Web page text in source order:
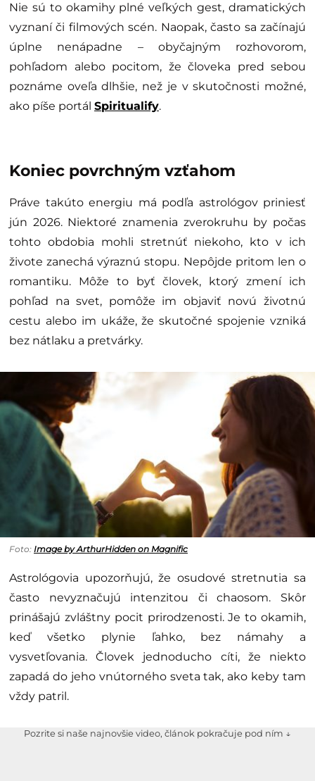
Nie sú to okamihy plné veľkých gest, dramatických
vyznaní či filmových scén. Naopak, často sa začínajú
úplne nenápadne – obyčajným rozhovorom,
pohľadom alebo pocitom, že človeka pred sebou
poznáme oveľa dlhšie, než je v skutočnosti možné,
ako píše portál Spiritualify.
Koniec povrchným vzťahom
Práve takúto energiu má podľa astrológov priniesť
jún 2026. Niektoré znamenia zverokruhu by počas
tohto obdobia mohli stretnúť niekoho, kto v ich
živote zanechá výraznú stopu. Nepôjde pritom len o
romantiku. Môže to byť človek, ktorý zmení ich
pohľad na svet, pomôže im objaviť novú životnú
cestu alebo im ukáže, že skutočné spojenie vzniká
bez nátlaku a pretvárky.
Foto: Image by ArthurHidden on Magnific
Astrológovia upozorňujú, že osudové stretnutia sa
často nevyznačujú intenzitou či chaosom. Skôr
prinášajú zvláštny pocit prirodzenosti. Je to okamih,
keď všetko plynie ľahko, bez námahy a
vysvetľovania. Človek jednoducho cíti, že niekto
zapadá do jeho vnútorného sveta tak, ako keby tam
vždy patril.
Pozrite si naše najnovšie video, článok pokračuje pod ním ↓